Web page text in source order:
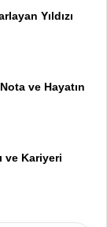
Yıldızı
ve Hayatın
ve Kariyeri